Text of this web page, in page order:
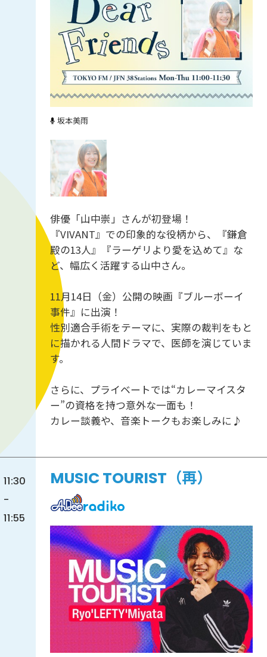
坂本美雨
俳優「山中崇」さんが初登場！
『VIVANT』での印象的な役柄から、『鎌倉
殿の13人』『ラーゲリより愛を込めて』な
ど、幅広く活躍する山中さん。
11月14日（金）公開の映画『ブルーボーイ
事件』に出演！
性別適合手術をテーマに、実際の裁判をもと
に描かれる人間ドラマで、医師を演じていま
す。
さらに、プライベートでは“カレーマイスタ
ー”の資格を持つ意外な一面も！
カレー談義や、音楽トークもお楽しみに♪
11:30
-
11:55
MUSIC TOURIST（再）